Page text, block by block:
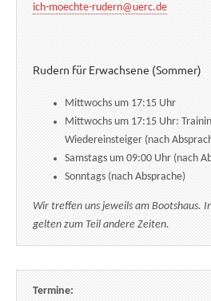
ich-moechte-rudern@uerc.de
Rudern für Erwachsene (Sommer)
Mittwochs um 17:15 Uhr
Mittwochs um 17:15 Uhr:
Wiedereinsteiger (nach
Samstags um 09:00 Uhr (nach
Sonntags (nach Absprache)
Wir treffen uns jeweils am Bootshaus.
gelten zum Teil andere Zeiten.
Termine: